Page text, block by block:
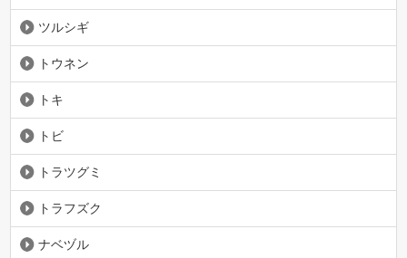
ツルシギ
トウネン
トキ
トビ
トラツグミ
トラフズク
ナベヅル